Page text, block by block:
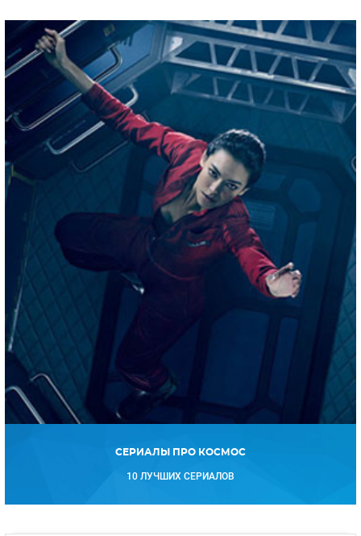
СЕРИАЛЫ ПРО КОСМОС
10 ЛУЧШИХ СЕРИАЛОВ